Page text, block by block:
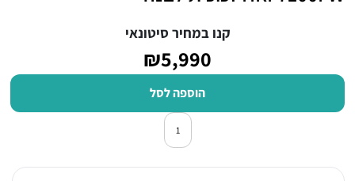
קנו במחיר סיטונאי
₪5,990
הוספה לסל
כמות של מקרר מקפיא תחתון 4 דלתות האייר HRF7100FW זכוכית לבנה